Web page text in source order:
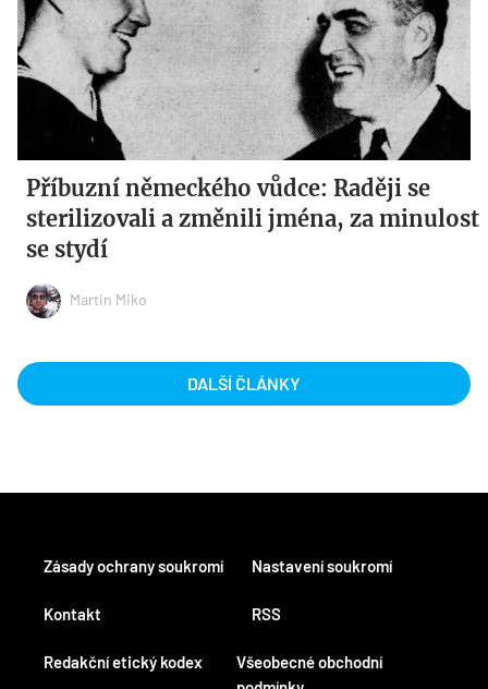
Příbuzní německého vůdce: Raději se
sterilizovali a změnili jména, za minulost
se stydí
Martin Miko
DALŠÍ ČLÁNKY
Kontakt
Redakční etický kodex
RSS
Všeobecné obchodní
Zásady ochrany soukromí Nastavení soukromí